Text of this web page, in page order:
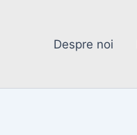
Despre noi